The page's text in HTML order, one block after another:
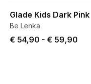
Glade Kids Dark Pink
Be Lenka
Price from € 54,90 to
€ 54,90 - € 59,90